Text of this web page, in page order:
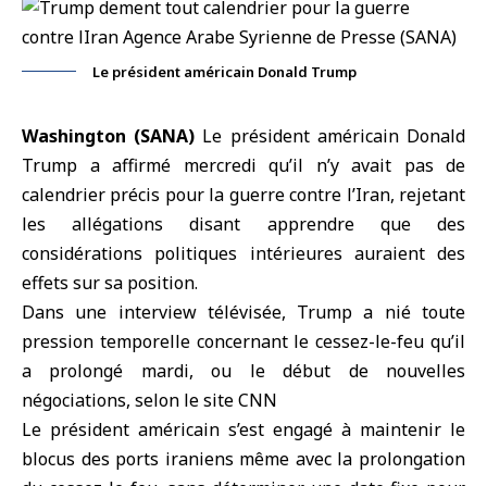
Le président américain Donald Trump
Washington (SANA) Le président américain Donald
Trump a affirmé mercredi qu’il n’y avait pas de
calendrier précis pour la guerre contre l’Iran, rejetant
les allégations disant apprendre que des
considérations politiques intérieures auraient des
effets sur sa position.
Dans une interview télévisée, Trump a nié toute
pression temporelle concernant le cessez-le-feu qu’il
a prolongé mardi, ou le début de nouvelles
négociations, selon le site CNN
Le président américain s’est engagé à maintenir le
blocus des ports iraniens même avec la prolongation